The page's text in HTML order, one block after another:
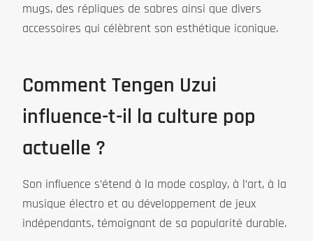
mugs, des répliques de sabres ainsi que divers
accessoires qui célèbrent son esthétique iconique.
Comment Tengen Uzui
influence-t-il la culture pop
actuelle ?
Son influence s’étend à la mode cosplay, à l’art, à la
musique électro et au développement de jeux
indépendants, témoignant de sa popularité durable.